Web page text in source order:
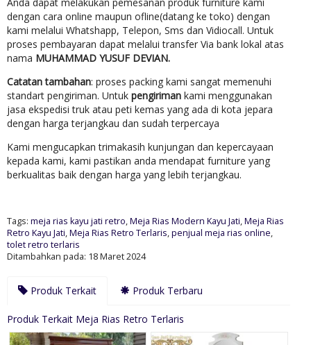
dengan cara online maupun ofline(datang ke toko) dengan
kami melalui Whatshapp, Telepon, Sms dan Vidiocall. Untuk
proses pembayaran dapat melalui transfer Via bank lokal atas
nama MUHAMMAD YUSUF DEVIAN.
Catatan tambahan: proses packing kami sangat memenuhi
standart pengiriman. Untuk pengiriman kami menggunakan
jasa ekspedisi truk atau peti kemas yang ada di kota jepara
dengan harga terjangkau dan sudah terpercaya
Kami mengucapkan trimakasih kunjungan dan kepercayaan
kepada kami, kami pastikan anda mendapat furniture yang
berkualitas baik dengan harga yang lebih terjangkau.
Tags: meja rias kayu jati retro,Meja Rias Modern Kayu Jati,Meja Rias
Retro Kayu Jati,Meja Rias Retro Terlaris,penjual meja rias online,
tolet retro terlaris
Ditambahkan pada: 18 Maret 2024
Produk Terkait Produk Terbaru
Produk Terkait Meja Rias Retro Terlaris